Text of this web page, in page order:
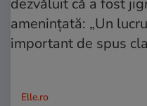
Elle.ro